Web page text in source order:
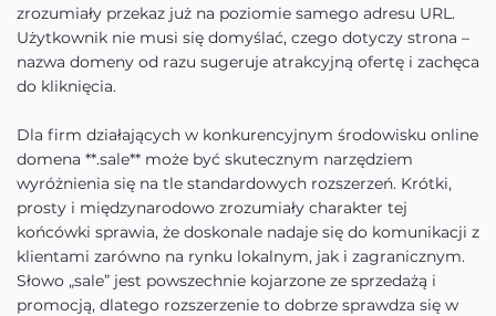
zrozumiały przekaz już na poziomie samego adresu URL.
Użytkownik nie musi się domyślać, czego dotyczy strona –
nazwa domeny od razu sugeruje atrakcyjną ofertę i zachęca
do kliknięcia.
Dla firm działających w konkurencyjnym środowisku online
domena **.sale** może być skutecznym narzędziem
wyróżnienia się na tle standardowych rozszerzeń. Krótki,
prosty i międzynarodowo zrozumiały charakter tej
końcówki sprawia, że doskonale nadaje się do komunikacji z
klientami zarówno na rynku lokalnym, jak i zagranicznym.
Słowo „sale” jest powszechnie kojarzone ze sprzedażą i
promocją, dlatego rozszerzenie to dobrze sprawdza się w